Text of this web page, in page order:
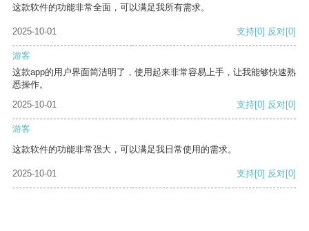
这款软件的功能非常全面，可以满足我所有需求。
2025-10-01 支持[0] 反对[0]
游客
这款app的用户界面简洁明了，使用起来非常容易上手，让我能够快速熟
悉操作。
2025-10-01
支持[0] 反对[0]
游客
这款软件的功能非常强大，可以满足我日常使用的需求。
2025-10-01 支持[0] 反对[0]